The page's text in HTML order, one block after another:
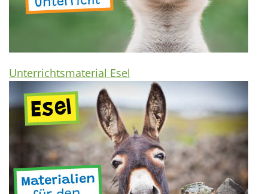
Unterrichtsmaterial Esel